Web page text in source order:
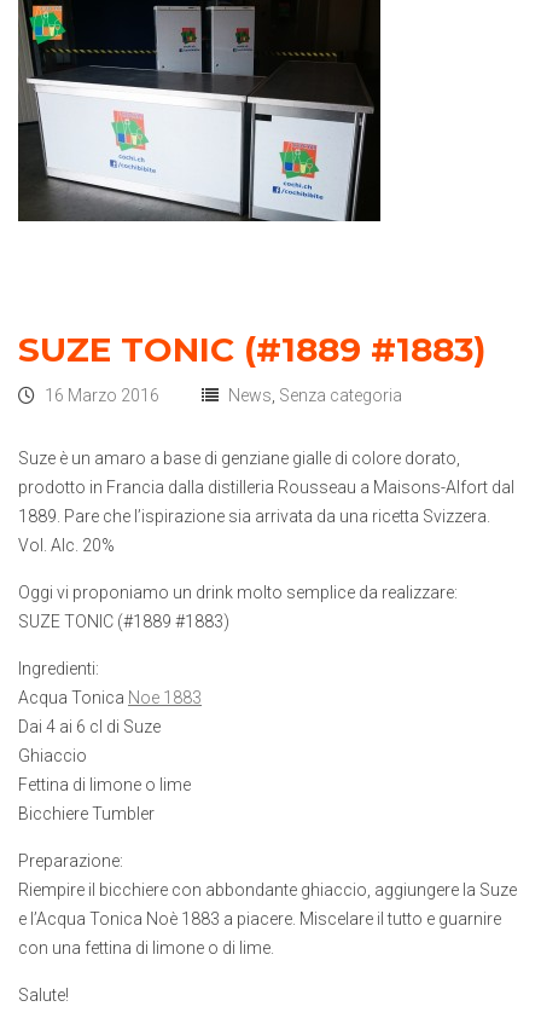
SUZE TONIC (#1889 #1883)
16 Marzo 2016 News Senza categoria
Suze è un amaro a base di genziane gialle di colore dorato,
prodotto in Francia dalla distilleria Rousseau a Maisons-Alfort dal
1889. Pare che l’ispirazione sia arrivata da una ricetta Svizzera.
Vol. Alc. 20%
Oggi vi proponiamo un drink molto semplice da realizzare:
SUZE TONIC (#1889 #1883)
Ingredienti:
Acqua Tonica Noe 1883
Dai 4 ai 6 cl di Suze
Ghiaccio
Fettina di limone o lime
Bicchiere Tumbler
Preparazione:
Riempire il bicchiere con abbondante ghiaccio, aggiungere la Suze
e l’Acqua Tonica Noè 1883 a piacere. Miscelare il tutto e guarnire
con una fettina di limone o di lime.
Salute!